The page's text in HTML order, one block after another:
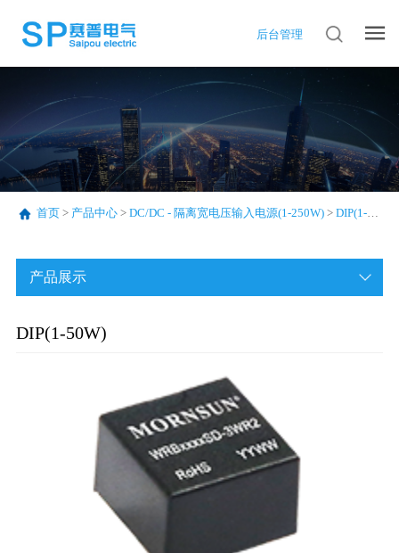
后台管理
首页> 产品中心> DC/DC - 隔离宽电压输入电源(1-250W)> DIP(1-50W)
产品展示
DIP(1-50W)